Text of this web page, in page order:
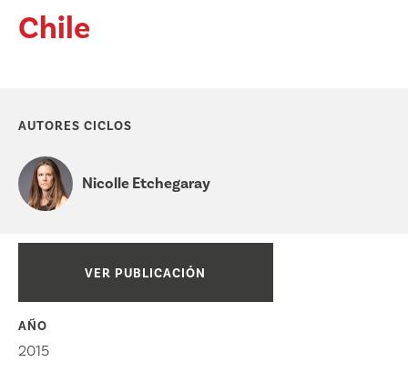
Chile
AUTORES CICLOS
Nicolle Etchegaray
VER PUBLICACIÓN
AÑO
2015